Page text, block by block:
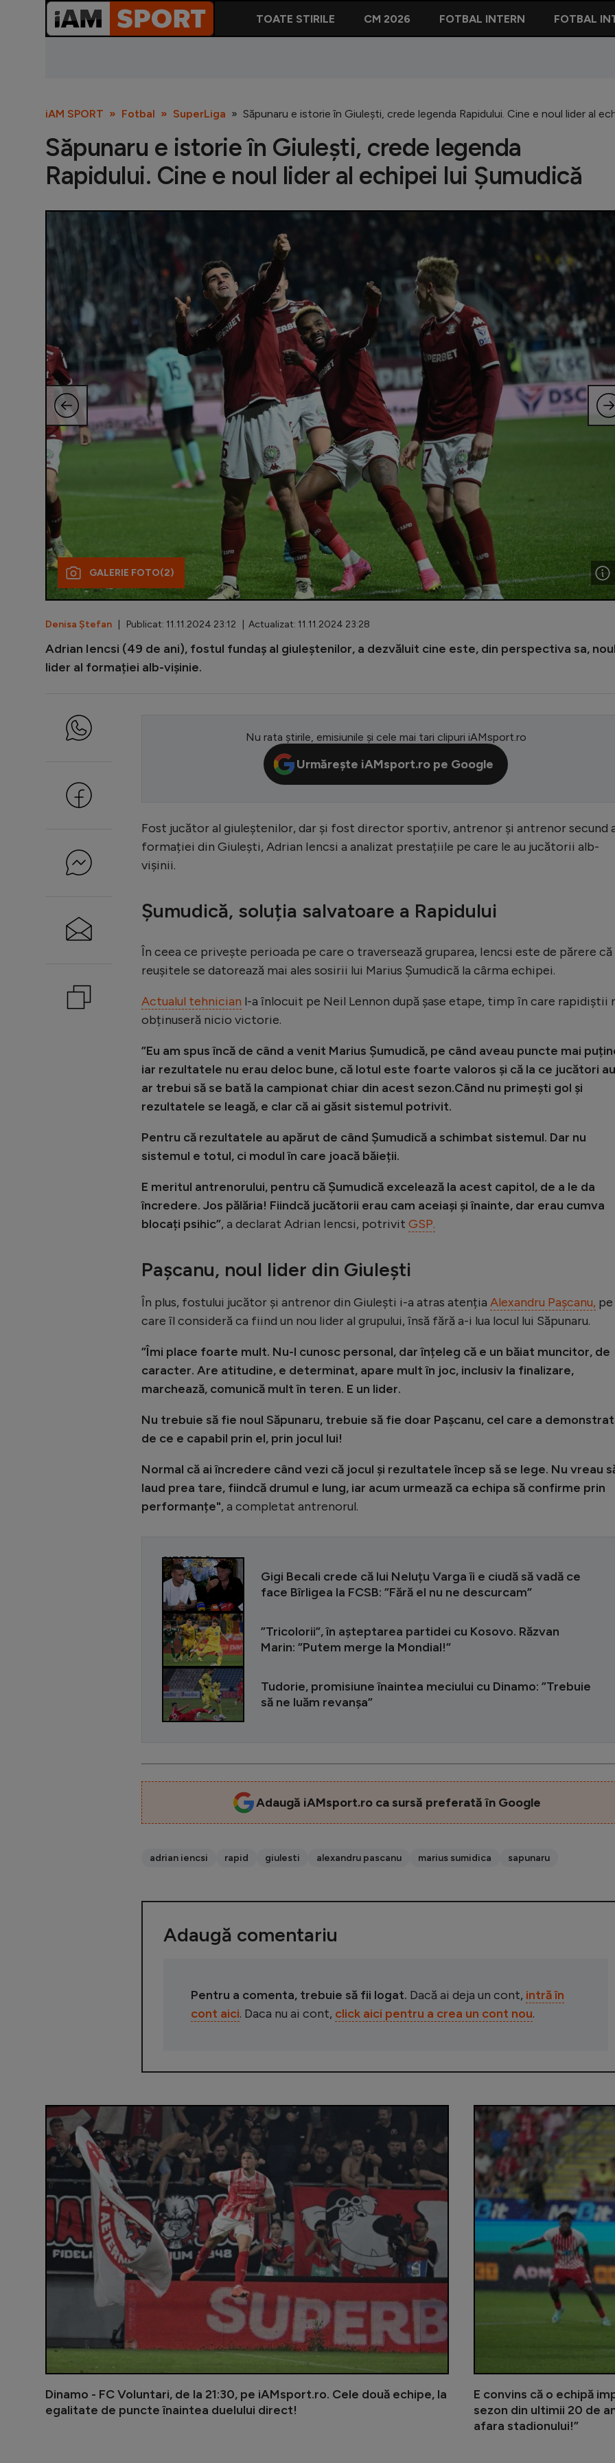
TOATE STIRILE CM 2026 FOTBAL INTERN FOTBAL
iAM SPORT Fotbal SuperLiga Săpunaru e istorie în Giulești, crede legenda Rapidului. Cine e noul lider al
Săpunaru e istorie în Giulești, crede legenda
Rapidului. Cine e noul lider al echipei lui Șumudică
GALERIE FOTO(2)
Denisa Ștefan | Publicat: 11.11.2024 23:12 | Actualizat: 11.11.2024 23:28
Adrian Iencsi (49 de ani), fostul fundaș al giuleștenilor, a dezvăluit cine este, din perspectiva sa,
lider al formației alb-vișinie.
Nu rata știrile, emisiunile și cele mai tari clipuri iAMsport.ro
Urmărește iAMsport.ro pe Google
Fost jucător al giuleștenilor, dar și fost director sportiv, antrenor și antrenor secund
formației din Giulești, Adrian Iencsi a analizat prestațiile pe care le au jucătorii alb-
vișinii.
Șumudică, soluția salvatoare a Rapidului
În ceea ce privește perioada pe care o traversează gruparea, Iencsi este de părere că
reușitele se datorează mai ales sosirii lui Marius Șumudică la cârma echipei.
Actualul tehnician l-a înlocuit pe Neil Lennon după șase etape, timp în care rapidiștii
obținuseră nicio victorie.
”Eu am spus încă de când a venit Marius Șumudică, pe când aveau puncte mai
iar rezultatele nu erau deloc bune, că lotul este foarte valoros și că la ce jucători
ar trebui să se bată la campionat chiar din acest sezon.Când nu primești gol și
rezultatele se leagă, e clar că ai găsit sistemul potrivit.
Pentru că rezultatele au apărut de când Șumudică a schimbat sistemul. Dar nu
sistemul e totul, ci modul în care joacă băieții.
E meritul antrenorului, pentru că Șumudică excelează la acest capitol, de a le da
încredere. Jos pălăria! Fiindcă jucătorii erau cam aceiași și înainte, dar erau cumva
blocați psihic”, a declarat Adrian Iencsi, potrivit GSP.
Pașcanu, noul lider din Giulești
În plus, fostului jucător și antrenor din Giulești i-a atras atenția Alexandru Pașcanu, pe
care îl consideră ca fiind un nou lider al grupului, însă fără a-i lua locul lui Săpunaru.
”Îmi place foarte mult. Nu-l cunosc personal, dar înțeleg că e un băiat muncitor, de
caracter. Are atitudine, e determinat, apare mult în joc, inclusiv la finalizare,
marchează, comunică mult în teren. E un lider.
Nu trebuie să fie noul Săpunaru, trebuie să fie doar Pașcanu, cel care a demonstrat
de ce e capabil prin el, prin jocul lui!
Normal că ai încredere când vezi că jocul și rezultatele încep să se lege. Nu vreau
laud prea tare, fiindcă drumul e lung, iar acum urmează ca echipa să confirme prin
performanțe", a completat antrenorul.
CITEȘTE ȘI
Gigi Becali crede că lui Neluțu Varga îi e ciudă să vadă ce
face Bîrligea la FCSB: ”Fără el nu ne descurcam”
”Tricolorii”, în așteptarea partidei cu Kosovo. Răzvan
Marin: ”Putem merge la Mondial!”
Tudorie, promisiune înaintea meciului cu Dinamo: ”Trebuie
să ne luăm revanșa”
Adaugă iAMsport.ro ca sursă preferată în Google
adrian iencsi rapid giulesti alexandru pascanu marius sumidica sapunaru
Adaugă comentariu
Pentru a comenta, trebuie să fii logat. Dacă ai deja un cont, intră în
cont aici. Daca nu ai cont, click aici pentru a crea un cont nou.
Dinamo - FC Voluntari, de la 21:30, pe iAMsport.ro. Cele două echipe, la
egalitate de puncte înaintea duelului direct!
E convins că o echipă
sezon din ultimii 20 de
afara stadionului!”